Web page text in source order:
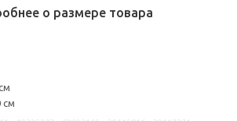
о размере товара
см